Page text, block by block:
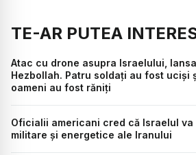
TE-AR PUTEA
Atac cu drone asupra Israelului,
Hezbollah. Patru soldați au fost uciși
oameni au fost răniți
Oficialii americani cred că Israelul
militare și energetice ale Iranului